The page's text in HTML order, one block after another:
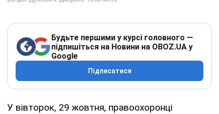
Будьте першими у курсі головного —
підпишіться на Новини на OBOZ.UA у
Google
Підписатися
У вівторок, 29 жовтня, правоохоронці